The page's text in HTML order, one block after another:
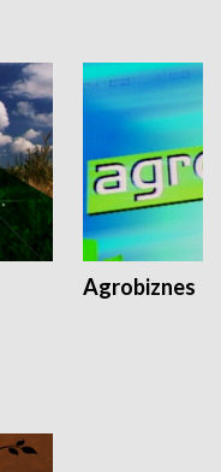
Agrobiznes